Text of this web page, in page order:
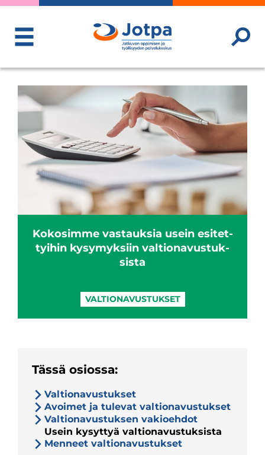
ToggleMenu
Koko­simme vas­tauk­sia usein esi­tet­
tyi­hin kysy­myk­siin val­tio­na­vus­tuk­
sista
VALTIONAVUSTUKSET
Tässä osiossa:
Valtionavustukset
Avoimet ja tulevat valtionavustukset
Valtionavustuksen vakioehdot
Usein kysyttyä valtionavustuksista
Menneet valtionavustukset